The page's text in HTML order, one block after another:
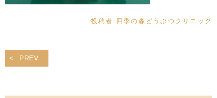
投稿者: 四季の森どうぶつクリニック
PREV